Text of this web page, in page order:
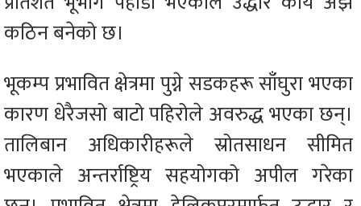
कठिन बनेको छ।
भूकम्प प्रभावित क्षेत्रमा पुग्ने सडकहरू साँघुरा भएका
कारण धेरैजसो बाटो पहिरोले अवरुद्ध भएका छन्।
तालिबान अधिकारीहरूले स्रोतसाधन सीमित
भएकाले अन्तर्राष्ट्रिय सहयोगको अपील गरेका